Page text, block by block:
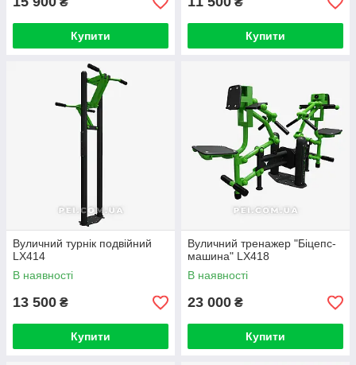
Купити Купити
Вуличний турнік подвійний
LX414
В наявності
13 500 ₴
Купити
Вуличний тренажер "Біцепс-
машина" LX418
В наявності
23 000 ₴
Купити